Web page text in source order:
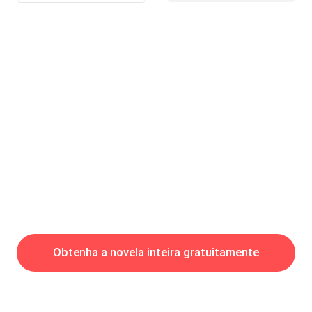
cama. Sonho, apenas! Isso poderia abalar a reputação da
Obtenha a novela inteira gratuitamente